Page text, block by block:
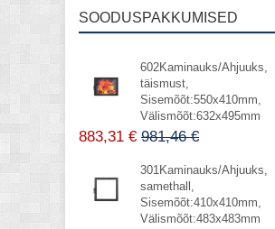
SOODUSPAKKUMISED
602Kaminauks/Ahjuuks,
täismust,
Sisemõõt:550x410mm,
Välismõõt:632x495mm
883,31 € 981,46 €
301Kaminauks/Ahjuuks,
samethall,
Sisemõõt:410x410mm,
Välismõõt:483x483mm